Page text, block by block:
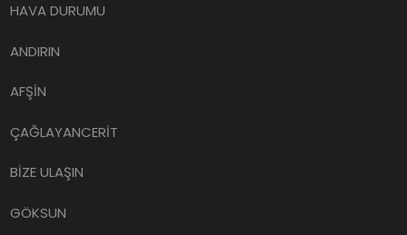
HAVA DURUMU
ANDIRIN
AFŞİN
ÇAĞLAYANCERİT
BİZE ULAŞIN
GÖKSUN